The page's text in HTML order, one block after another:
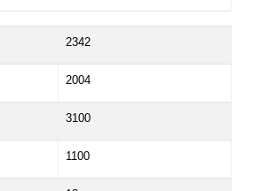
2342
2004
3100
1100